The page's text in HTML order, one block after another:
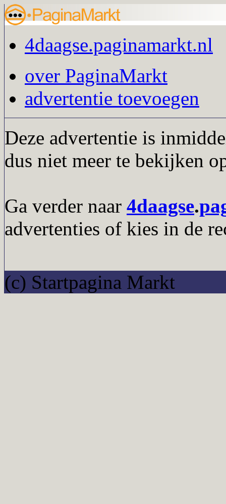
4daagse.paginamarkt.nl
over PaginaMarkt
advertentie toevoegen
Deze advertentie is
dus niet meer te bekijken
Ga verder naar 4daagse.
advertenties of kies in de
(c) Startpagina Markt